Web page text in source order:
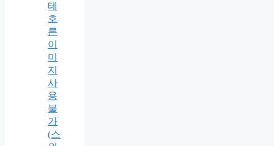
테
호
른
이
미
지
사
용
불
가
(스